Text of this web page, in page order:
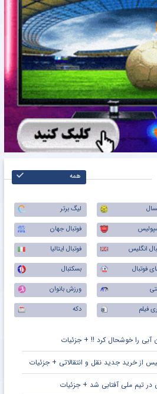
همه
لیگ برتر
فوتبال جهان
انگلیس
فوتبال ایتالیا
فوتبال
بسکتبال
ورزش بانوان
فیلم دکه
آبی را خوشحال کرد !! + جزئیات
از خرید جدید نقل و انتقالاتی + جزئیات
در تیم ملی آفتابی شد + جزئیات